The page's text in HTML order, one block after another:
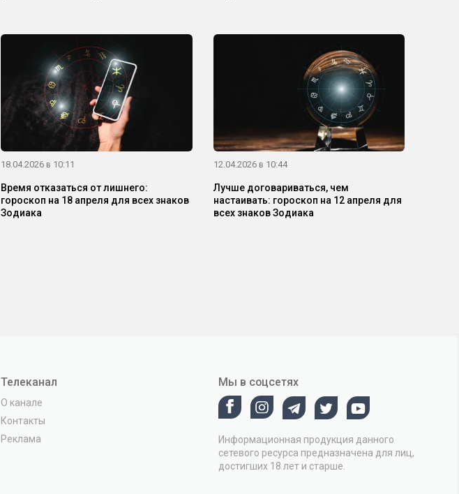
18.04.2026 в 10:11
Время отказаться от лишнего:
гороскоп на 18 апреля для всех знаков
Зодиака
12.04.2026 в 10:44
Лучше договариваться, чем
настаивать: гороскоп на 12 апреля для
всех знаков Зодиака
Телеканал
О канале
Контакты
Реклама
Мы в соцсетях
Информационная продукция данного
сетевого ресурса предназначена для лиц,
достигших 18 лет и старше.